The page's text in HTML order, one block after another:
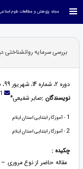
مجله پژوهش و مطالعات علوم
بررسی سرمایه روانشناختی
دوره 2، شماره 14، شهریور 99، صفحات 54 - 46
نویسندگان :صابر شفیعی* 1
1 - آموزگار ابتدایی استان ایلام
2- آموزگار ابتدایی استان ایلام
چکیده :
مقاله حاضر از نوع مروری